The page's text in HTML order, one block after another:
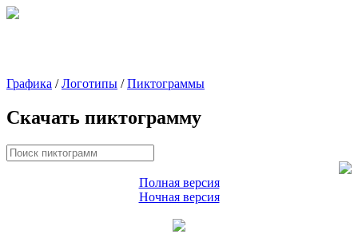
Графика /Логотипы /Пиктограммы
Скачать пиктограмму
Полная версия
Ночная версия